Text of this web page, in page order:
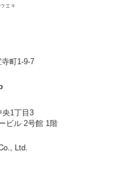
町1-9-7
央1丁目3
ビル 2号館 1階
Ltd.